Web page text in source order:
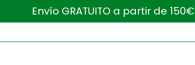
Envío GRATUITO a partir de 150€